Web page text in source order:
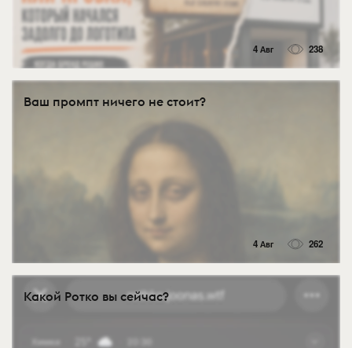
4 Авг 238
Ваш промпт ничего не стоит?
4 Авг 262
Какой Ротко вы сейчас?